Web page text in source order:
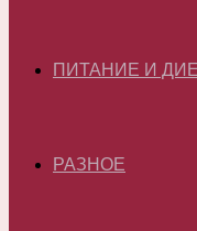
ПИТАНИЕ И
РАЗНОЕ